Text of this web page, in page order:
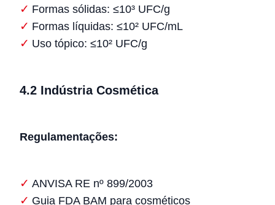
Formas sólidas: ≤10³ UFC/g
Formas líquidas: ≤10² UFC/mL
Uso tópico: ≤10² UFC/g
4.2 Indústria Cosmética
Regulamentações:
ANVISA RE nº 899/2003
Guia FDA BAM para cosméticos